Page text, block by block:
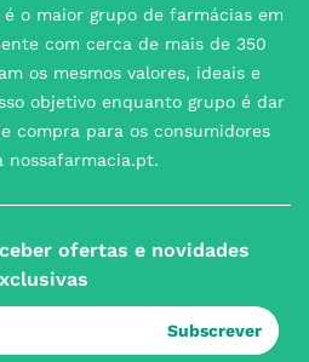
é o maior grupo de farmácias em
com cerca de mais de 350
os mesmos valores, ideais e
objetivo enquanto grupo é dar
compra para os consumidores
nossafarmacia.pt.
ofertas e novidades
Subscrever